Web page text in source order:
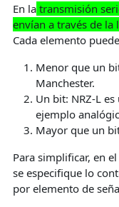
En la transmisión
envían a través de
Cada elemento
Menor que un
Manchester.
Un bit: NRZ-L
ejemplo
Mayor que un
Para simplificar, en
se especifique lo
por elemento de